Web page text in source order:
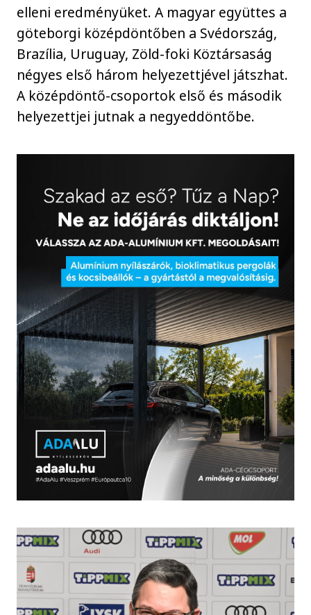
elleni eredményüket. A magyar együttes a
göteborgi középdöntőben a Svédország,
Brazília, Uruguay, Zöld-foki Köztársaság
négyes első három helyezettjével játszhat.
A középdöntő-csoportok első és második
helyezettjei jutnak a negyeddöntőbe.